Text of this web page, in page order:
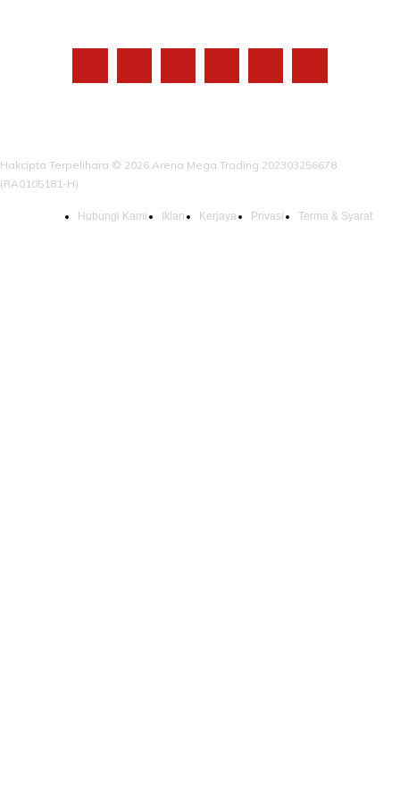
Hakcipta Terpelihara © 2026 Arena Mega Trading 202303256678
(RA0105181-H)
Hubungi Kami Iklan Kerjaya Privasi Terma & Syarat